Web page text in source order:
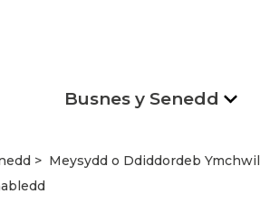
Busnes y Senedd
Meysydd o Ddiddordeb Ymchwil